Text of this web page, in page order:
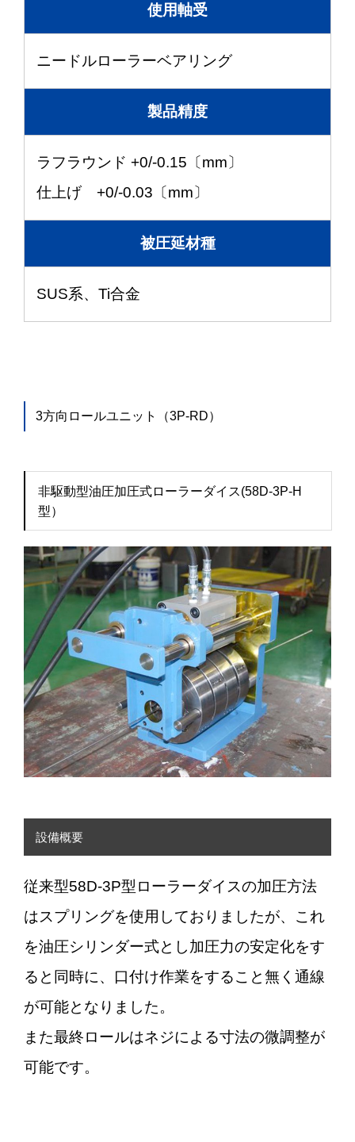
使用軸受
ニードルローラーベアリング
製品精度
ラフラウンド +0/-0.15〔mm〕
仕上げ +0/-0.03〔mm〕
被圧延材種
SUS系、Ti合金
3方向ロールユニット（3P-RD）
非駆動型油圧加圧式ローラーダイス(58D-3P-H
型）
設備概要
従来型58D-3P型ローラーダイスの加圧方法
はスプリングを使用しておりましたが、これ
を油圧シリンダー式とし加圧力の安定化をす
ると同時に、口付け作業をすること無く通線
が可能となりました。
また最終ロールはネジによる寸法の微調整が
可能です。